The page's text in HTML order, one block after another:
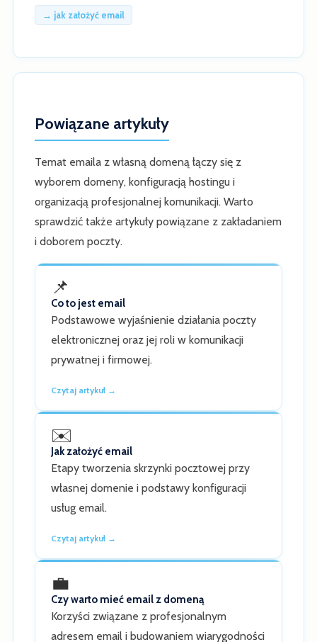
→ jak założyć email
Powiązane artykuły
Temat emaila z własną domeną łączy się z
wyborem domeny, konfiguracją hostingu i
organizacją profesjonalnej komunikacji. Warto
sprawdzić także artykuły powiązane z zakładaniem
i doborem poczty.
📌
Co to jest email
Podstawowe wyjaśnienie działania poczty
elektronicznej oraz jej roli w komunikacji
prywatnej i firmowej.
Czytaj artykuł →
✉️
Jak założyć email
Etapy tworzenia skrzynki pocztowej przy
własnej domenie i podstawy konfiguracji
usług email.
Czytaj artykuł →
💼
Czy warto mieć email z domeną
Korzyści związane z profesjonalnym
adresem email i budowaniem wiarygodności